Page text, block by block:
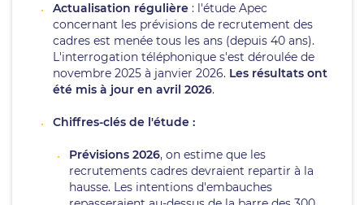
Actualisation régulière : l'étude Apec
concernant les prévisions de recrutement des
cadres est menée tous les ans (depuis 40 ans).
L'interrogation téléphonique s'est déroulée de
novembre 2025 à janvier 2026. Les résultats ont
été mis à jour en avril 2026.
Chiffres-clés de l'étude :
Prévisions 2026, on estime que les
recrutements cadres devraient repartir à la
hausse. Les intentions d'embauches